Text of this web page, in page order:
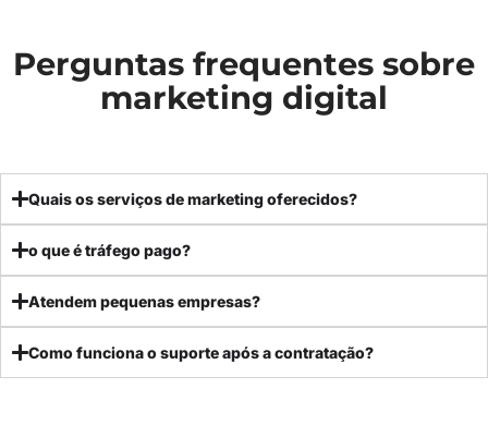
Perguntas frequentes sobre
marketing digital
Quais os serviços de marketing oferecidos?
o que é tráfego pago?
Atendem pequenas empresas?
Como funciona o suporte após a contratação?